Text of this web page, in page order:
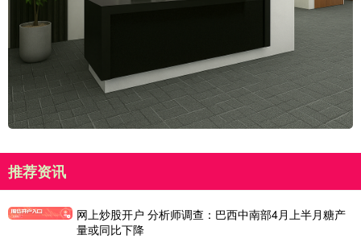
推荐资讯
网上炒股开户 分析师调查：巴西中南部4月上半月糖产
量或同比下降